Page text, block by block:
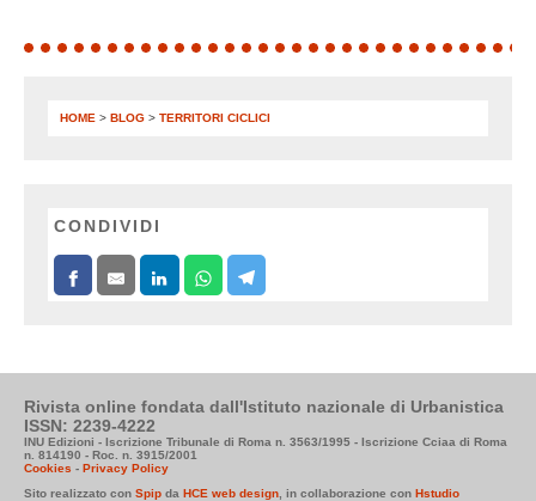
HOME > BLOG > TERRITORI CICLICI
CONDIVIDI
Rivista online fondata dall'Istituto nazionale di Urbanistica
ISSN: 2239-4222
INU Edizioni - Iscrizione Tribunale di Roma n. 3563/1995 - Iscrizione Cciaa di Roma
n. 814190 - Roc. n. 3915/2001
Cookies - Privacy Policy
Sito realizzato con Spip da HCE web design, in collaborazione con Hstudio